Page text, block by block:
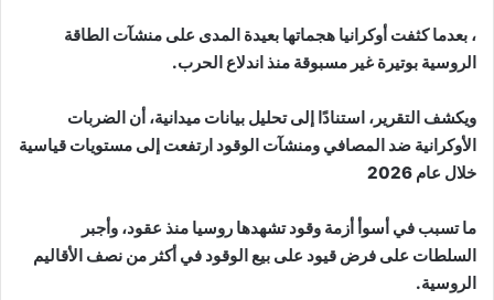
، بعدما كثفت أوكرانيا هجماتها بعيدة المدى على منشآت الطاقة
الروسية بوتيرة غير مسبوقة منذ اندلاع الحرب.
ويكشف التقرير، استنادًا إلى تحليل بيانات ميدانية، أن الضربات
الأوكرانية ضد المصافي ومنشآت الوقود ارتفعت إلى مستويات قياسية
خلال عام 2026
ما تسبب في أسوأ أزمة وقود تشهدها روسيا منذ عقود، وأجبر
السلطات على فرض قيود على بيع الوقود في أكثر من نصف الأقاليم
الروسية.